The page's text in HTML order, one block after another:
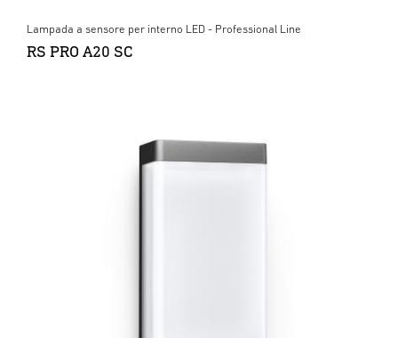
Lampada a sensore per interno LED - Professional Line
RS PRO A20 SC